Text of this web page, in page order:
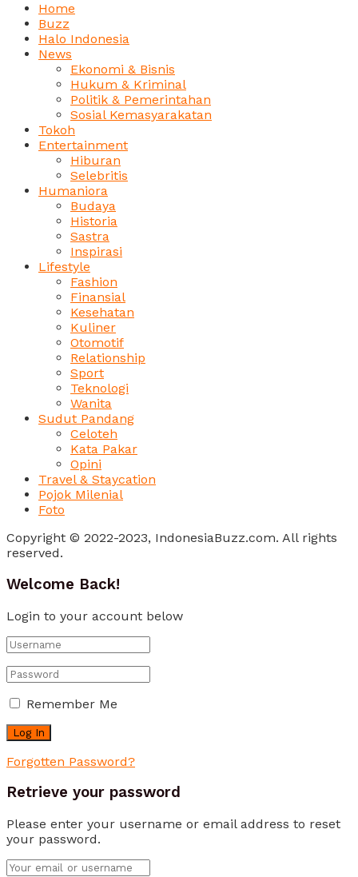
Home
Buzz
Halo Indonesia
News
Ekonomi & Bisnis
Hukum & Kriminal
Politik & Pemerintahan
Sosial Kemasyarakatan
Tokoh
Entertainment
Hiburan
Selebritis
Humaniora
Budaya
Historia
Sastra
Inspirasi
Lifestyle
Fashion
Finansial
Kesehatan
Kuliner
Otomotif
Relationship
Sport
Teknologi
Wanita
Sudut Pandang
Celoteh
Kata Pakar
Opini
Travel & Staycation
Pojok Milenial
Foto
Copyright © 2022-2023, IndonesiaBuzz.com. All rights
reserved.
Welcome Back!
Login to your account below
Remember Me
Forgotten Password?
Retrieve your password
Please enter your username or email address to reset
your password.